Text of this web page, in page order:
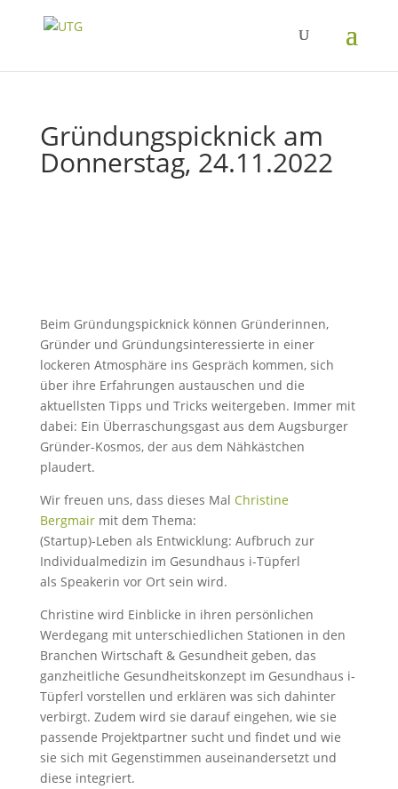
Gründungspicknick am
Donnerstag, 24.11.2022
Beim Gründungspicknick können Gründerinnen,
Gründer und Gründungsinteressierte in einer
lockeren Atmosphäre ins Gespräch kommen, sich
über ihre Erfahrungen austauschen und die
aktuellsten Tipps und Tricks weitergeben. Immer mit
dabei: Ein Überraschungsgast aus dem Augsburger
Gründer-Kosmos, der aus dem Nähkästchen
plaudert.
Wir freuen uns, dass dieses Mal Christine
Bergmairmit dem Thema:
(Startup)-Leben als Entwicklung: Aufbruch zur
Individualmedizin im Gesundhaus i-Tüpferl
als Speakerin vor Ort sein wird.
Christine wird Einblicke in ihren persönlichen
Werdegang mit unterschiedlichen Stationen in den
Branchen Wirtschaft & Gesundheit geben, das
ganzheitliche Gesundheitskonzept im Gesundhaus i-
Tüpferl vorstellen und erklären was sich dahinter
verbirgt. Zudem wird sie darauf eingehen, wie sie
passende Projektpartner sucht und findet und wie
sie sich mit Gegenstimmen auseinandersetzt und
diese integriert.